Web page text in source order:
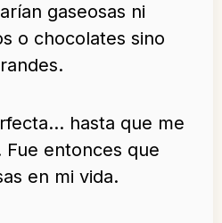
gaseosas ni
o chocolates sino
hasta que me
entonces que
en mi vida.